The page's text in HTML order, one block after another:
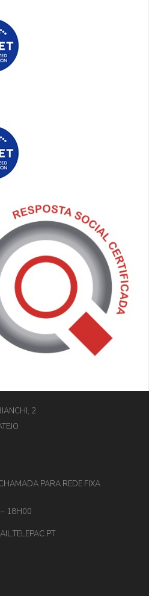
2
PARA REDE FIXA
– 18H00